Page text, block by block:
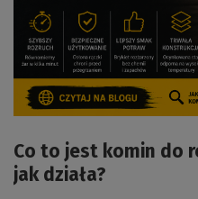
Co to jest komin do
jak działa?